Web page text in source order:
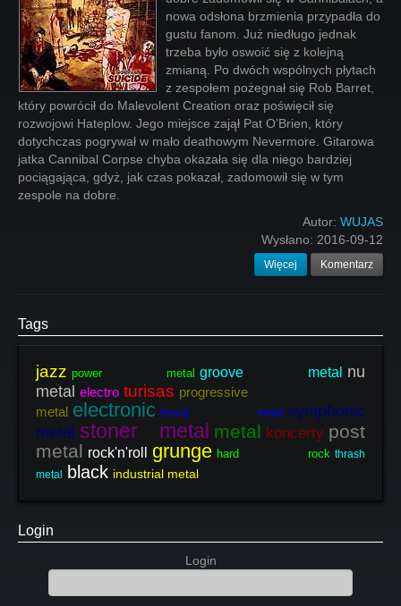
nowa odsłona brzmienia przypadła do
gustu fanom. Już niedługo jednak
trzeba było oswoić się z kolejną
zmianą. Po dwóch wspólnych płytach
z zespołem pożegnał się Rob Barret,
który powrócił do Malevolent Creation oraz poświęcił się
rozwojowi Hateplow. Jego miejsce zajął Pat O’Brien, który
dotychczas pogrywał w mało deathowym Nevermore. Gitarowa
jatka Cannibal Corpse chyba okazała się dla niego bardziej
pociągająca, gdyż, jak czas pokazał, zadomowił się w tym
zespole na dobre.
Autor: WUJAS
Wysłano: 2016-09-12
Więcej Komentarz
Tags
jazz power metal groove metal
nu
metal electro turisas progressive
metal electronic heavy metal
symphonic
metal stoner metal metal koncerty post
metal rock'n'roll grunge hard rock thrash
metal
black industrial metal
Login
Login